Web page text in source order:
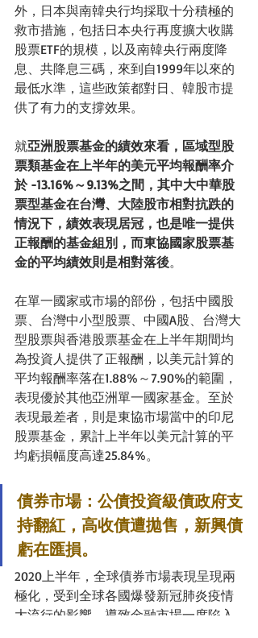
外，日本與南韓央行均採取十分積極的
救市措施，包括日本央行再度擴大收購
股票ETF的規模，以及南韓央行兩度降
息、共降息三碼，來到自1999年以來的
最低水準，這些政策都對日、韓股市提
供了有力的支撐效果。
就亞洲股票基金的績效來看，區域型股
票類基金在上半年的美元平均報酬率介
於 -13.16%～9.13%之間，其中大中華股
票型基金在台灣、大陸股市相對抗跌的
情況下，績效表現居冠，也是唯一提供
正報酬的基金組別，而東協國家股票基
金的平均績效則是相對落後。
在單一國家或市場的部份，包括中國股
票、台灣中小型股票、中國A股、台灣大
型股票與香港股票基金在上半年期間均
為投資人提供了正報酬，以美元計算的
平均報酬率落在1.88%～7.90%的範圍，
表現優於其他亞洲單一國家基金。至於
表現最差者，則是東協市場當中的印尼
股票基金，累計上半年以美元計算的平
均虧損幅度高達25.84%。
債券市場：公債投資級債政府支
持翻紅，高收債遭拋售，新興債
虧在匯損。
2020上半年，全球債券市場表現呈現兩
極化，受到全球各國爆發新冠肺炎疫情
大流行的影響，導致金融市場一度陷入